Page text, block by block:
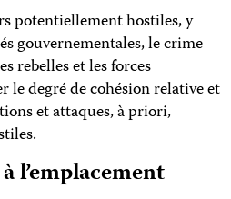
potentiellement hostiles, y
gouvernementales, le crime
rebelles et les forces
le degré de cohésion relative et
et attaques, à priori,
l’emplacement